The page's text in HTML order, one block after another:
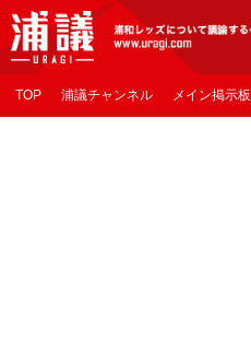
[浦議]浦和レッズについて議論するページ
TOP 浦議チャンネル メイン掲示板